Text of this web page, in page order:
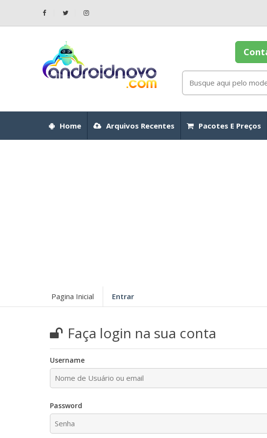
Home Arquivos Recentes Pacotes E Preços
Pagina Inicial Entrar
Faça login na sua conta
Username
Password